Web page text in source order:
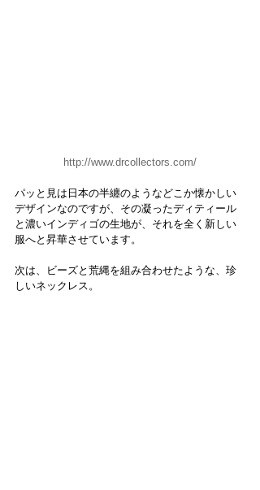
http://www.drcollectors.com/
パッと見は日本の半纏のようなどこか懐かしい
デザインなのですが、その凝ったディティール
と濃いインディゴの生地が、それを全く新しい
服へと昇華させています。
次は、ビーズと荒縄を組み合わせたような、珍
しいネックレス。